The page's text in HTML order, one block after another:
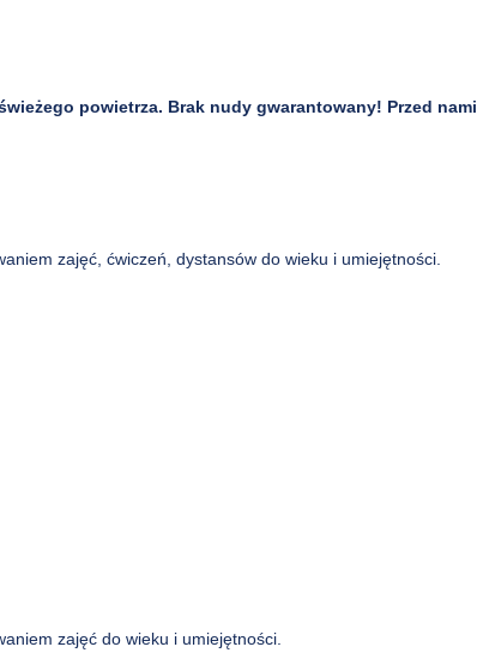
powietrza. Brak nudy gwarantowany! Przed
zajęć, ćwiczeń, dystansów do wieku i umiejętności.
zajęć do wieku i umiejętności.